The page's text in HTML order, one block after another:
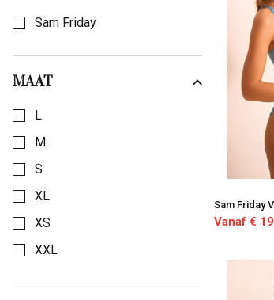
Sam Friday
MAAT
L
M
S
XL
XS
XXL
Sam Friday
Vanaf €